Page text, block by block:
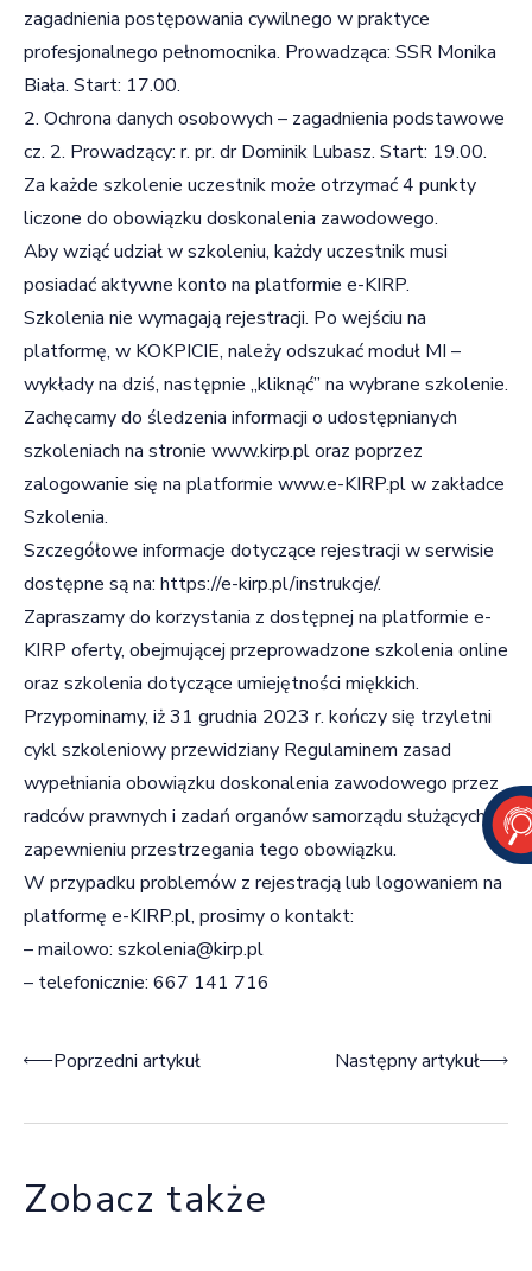
zagadnienia postępowania cywilnego w praktyce
profesjonalnego pełnomocnika. Prowadząca: SSR Monika
Biała. Start: 17.00.
2. Ochrona danych osobowych – zagadnienia podstawowe
cz. 2. Prowadzący: r. pr. dr Dominik Lubasz. Start: 19.00.
Za każde szkolenie uczestnik może otrzymać 4 punkty
liczone do obowiązku doskonalenia zawodowego.
Aby wziąć udział w szkoleniu, każdy uczestnik musi
posiadać aktywne konto na platformie e-KIRP.
Szkolenia nie wymagają rejestracji. Po wejściu na
platformę, w KOKPICIE, należy odszukać moduł MI –
wykłady na dziś, następnie „kliknąć” na wybrane szkolenie.
Zachęcamy do śledzenia informacji o udostępnianych
szkoleniach na stronie www.kirp.pl oraz poprzez
zalogowanie się na platformie www.e-KIRP.pl w zakładce
Szkolenia.
Szczegółowe informacje dotyczące rejestracji w serwisie
dostępne są na: https://e-kirp.pl/instrukcje/.
Zapraszamy do korzystania z dostępnej na platformie e-
KIRP oferty, obejmującej przeprowadzone szkolenia online
oraz szkolenia dotyczące umiejętności miękkich.
Przypominamy, iż 31 grudnia 2023 r. kończy się trzyletni
cykl szkoleniowy przewidziany Regulaminem zasad
wypełniania obowiązku doskonalenia zawodowego przez
radców prawnych i zadań organów samorządu służących
zapewnieniu przestrzegania tego obowiązku.
W przypadku problemów z rejestracją lub logowaniem na
platformę e-KIRP.pl, prosimy o kontakt:
– mailowo: szkolenia@kirp.pl
– telefonicznie: 667 141 716
Nawigacja wpisu
Poprzedni artykuł Następny artykuł
Zobacz także